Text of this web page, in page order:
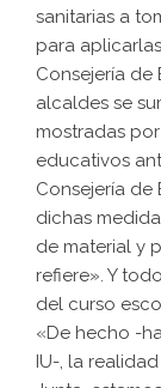
sanitarias a
para
Consejería de
alcaldes se
mostradas
educativos
Consejería
dichas
de material y
refiere». Y
del curso
«De hecho -
IU-, la